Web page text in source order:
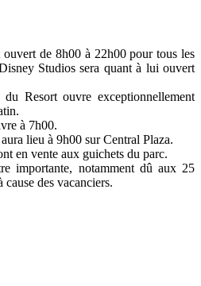
de 8h00 à 22h00 pour tous les
Studios sera quant à lui ouvert
Resort ouvre exceptionnellement
à 7h00.
lieu à 9h00 sur Central Plaza.
en vente aux guichets du parc.
importante, notamment dû aux 25
cause des vacanciers.